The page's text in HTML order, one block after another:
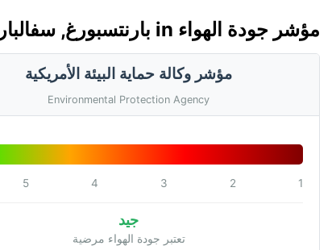
مؤشر جودة الهواء in بارنتسبورغ, سفالبارد وجان ماين 🇸🇯 (AQI)
مؤشر وكالة حماية البيئة الأمريكية
Environmental Protection Agency
1
2
3
4
5
جيد
تعتبر جودة الهواء مرضية